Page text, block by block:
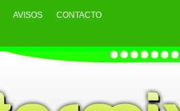
AVISOS CONTACTO